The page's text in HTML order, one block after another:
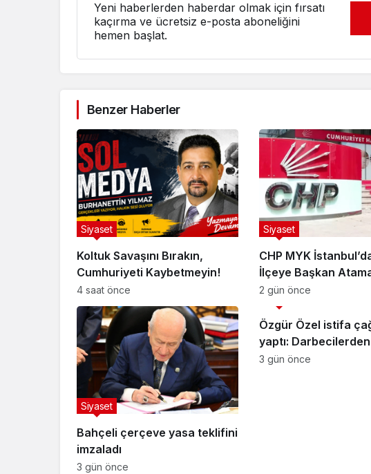
Yeni haberlerden haberdar olmak için fırsatı
kaçırma ve ücretsiz e-posta aboneliğini
hemen başlat.
Benzer Haberler
Koltuk Savaşını Bırakın,
Cumhuriyeti Kaybetmeyin!
Siyaset
4 saat önce
CHP MYK
İlçeye Başkan
Yaptı
Siyaset
2 gün önce
Bahçeli çerçeve yasa teklifini
imzaladı
Siyaset
3 gün önce
Özgür Özel istifa
yaptı: Darbecilerden
butlancılardan
Siyaset
3 gün önce